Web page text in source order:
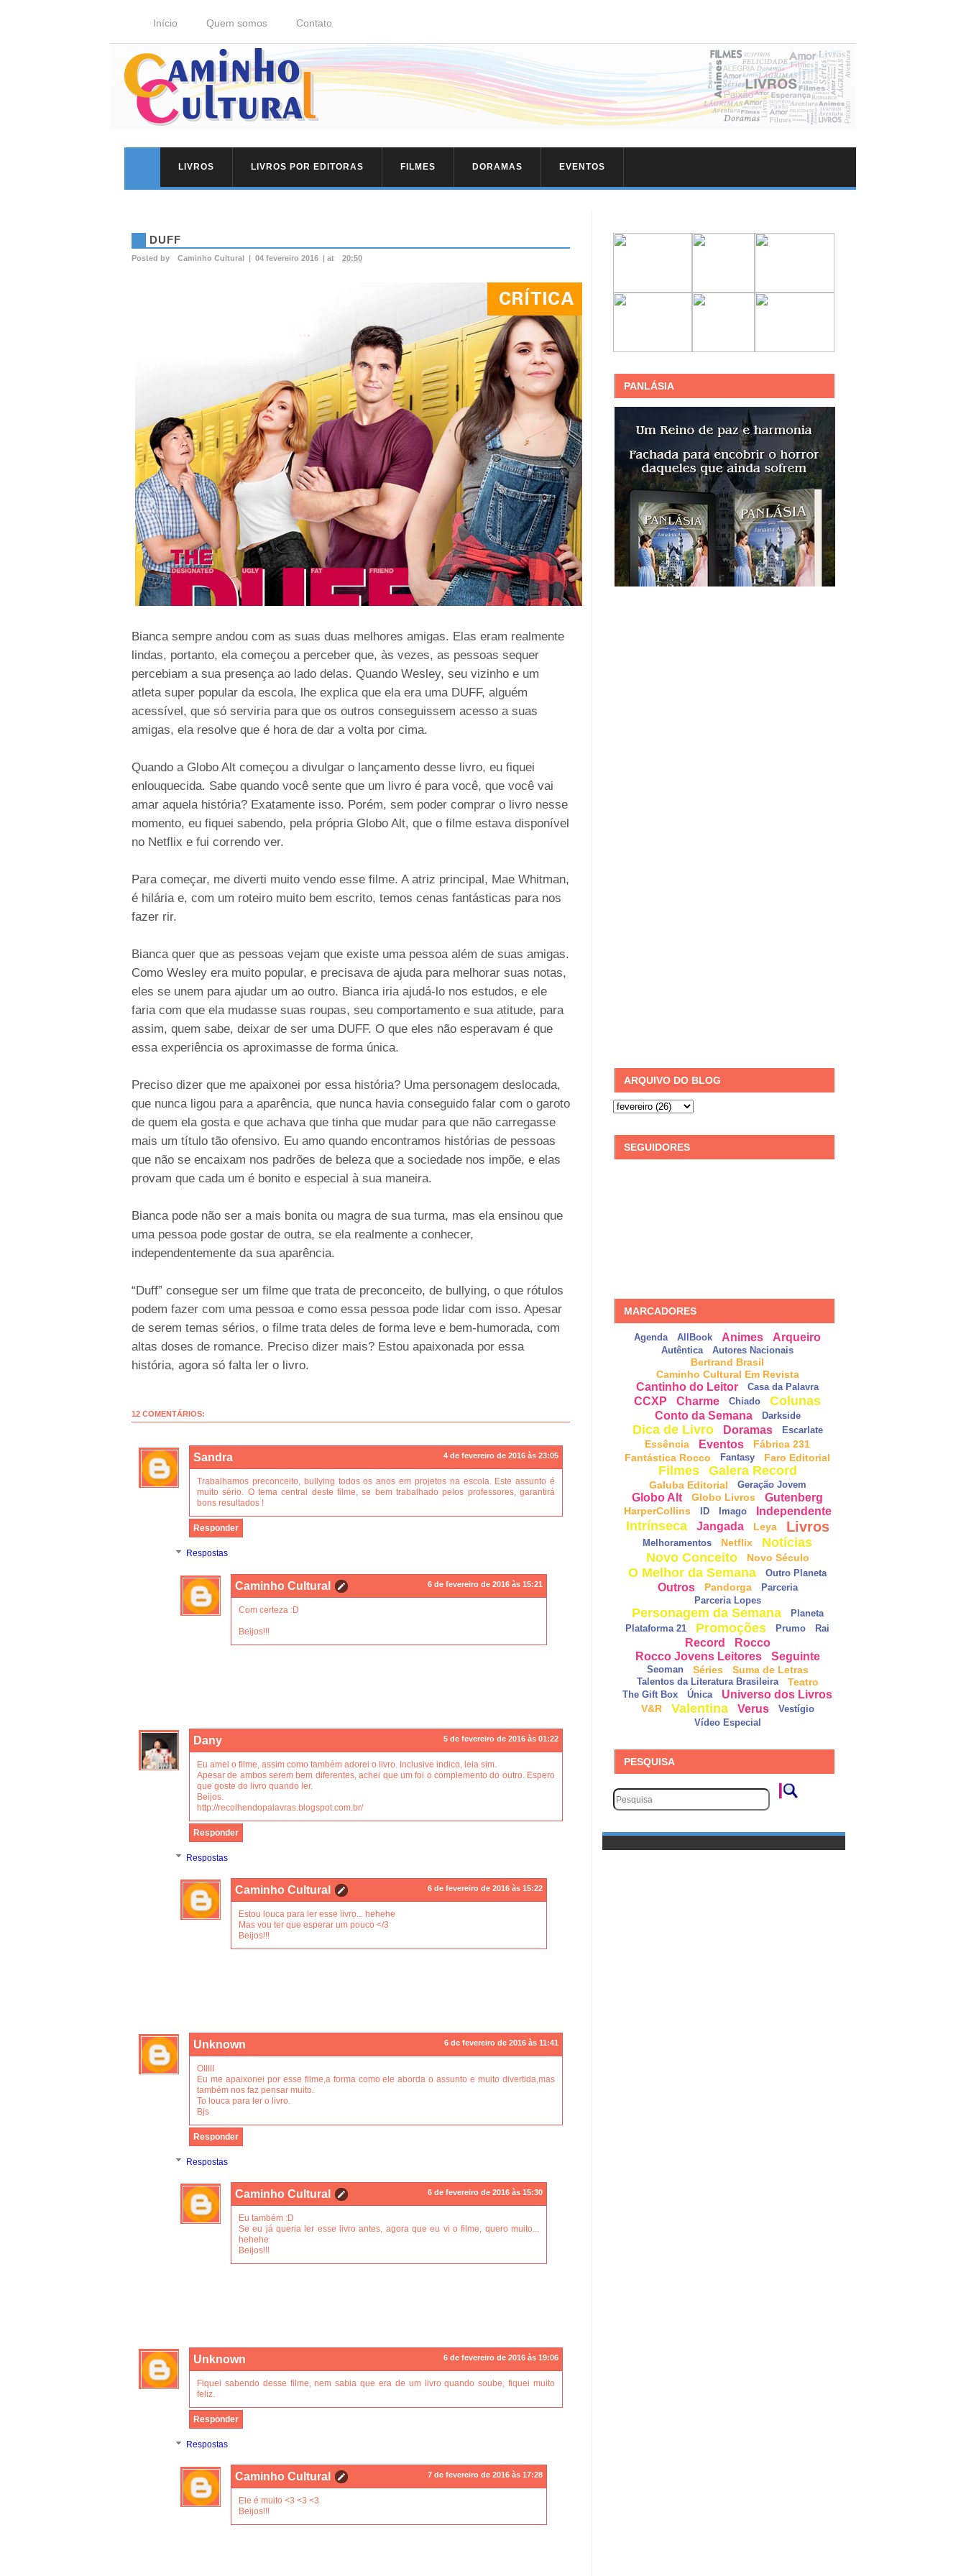
Início Quem somos Contato
LIVROS LIVROS POR EDITORAS FILMES DORAMAS EVENTOS
DUFF
Posted by Caminho Cultural | 04 fevereiro 2016 | at 20:50
Bianca sempre andou com as suas duas melhores amigas. Elas eram realmente
lindas, portanto, ela começou a perceber que, às vezes, as pessoas sequer
percebiam a sua presença ao lado delas. Quando Wesley, seu vizinho e um
atleta super popular da escola, lhe explica que ela era uma DUFF, alguém
acessível, que só serviria para que os outros conseguissem acesso a suas
amigas, ela resolve que é hora de dar a volta por cima.
Quando a Globo Alt começou a divulgar o lançamento desse livro, eu fiquei
enlouquecida. Sabe quando você sente que um livro é para você, que você vai
amar aquela história? Exatamente isso. Porém, sem poder comprar o livro nesse
momento, eu fiquei sabendo, pela própria Globo Alt, que o filme estava disponível
no Netflix e fui correndo ver.
Para começar, me diverti muito vendo esse filme. A atriz principal, Mae Whitman,
é hilária e, com um roteiro muito bem escrito, temos cenas fantásticas para nos
fazer rir.
Bianca quer que as pessoas vejam que existe uma pessoa além de suas amigas.
Como Wesley era muito popular, e precisava de ajuda para melhorar suas notas,
eles se unem para ajudar um ao outro. Bianca iria ajudá-lo nos estudos, e ele
faria com que ela mudasse suas roupas, seu comportamento e sua atitude, para
assim, quem sabe, deixar de ser uma DUFF. O que eles não esperavam é que
essa experiência os aproximasse de forma única.
Preciso dizer que me apaixonei por essa história? Uma personagem deslocada,
que nunca ligou para a aparência, que nunca havia conseguido falar com o garoto
de quem ela gosta e que achava que tinha que mudar para que não carregasse
mais um título tão ofensivo. Eu amo quando encontramos histórias de pessoas
que não se encaixam nos padrões de beleza que a sociedade nos impõe, e elas
provam que cada um é bonito e especial à sua maneira.
Bianca pode não ser a mais bonita ou magra de sua turma, mas ela ensinou que
uma pessoa pode gostar de outra, se ela realmente a conhecer,
independentemente da sua aparência.
“Duff” consegue ser um filme que trata de preconceito, de bullying, o que rótulos
podem fazer com uma pessoa e como essa pessoa pode lidar com isso. Apesar
de serem temas sérios, o filme trata deles de forma leve e bem-humorada, com
altas doses de romance. Preciso dizer mais? Estou apaixonada por essa
história, agora só falta ler o livro.
12 COMENTÁRIOS:
Sandra 4 de fevereiro de 2016 às 23:05
Trabalhamos preconceito, bullying todos os anos em projetos na escola. Este assunto é
muito sério. O tema central deste filme, se bem trabalhado pelos professores, garantirá
bons resultados !
Responder
Respostas
Caminho Cultural 6 de fevereiro de 2016 às 15:21
Com certeza :D
Beijos!!!
Dany 5 de fevereiro de 2016 às 01:22
Eu amei o filme, assim como também adorei o livro. Inclusive indico, leia sim.
Apesar de ambos serem bem diferentes, achei que um foi o complemento do outro. Espero
que goste do livro quando ler.
Beijos.
http://recolhendopalavras.blogspot.com.br/
Responder
Respostas
Caminho Cultural 6 de fevereiro de 2016 às 15:22
Estou louca para ler esse livro... hehehe
Mas vou ter que esperar um pouco </3
Beijos!!!
Unknown 6 de fevereiro de 2016 às 11:41
OIIIII
Eu me apaixonei por esse filme,a forma como ele aborda o assunto e muito divertida,mas
também nos faz pensar muito.
To louca para ler o livro.
Bjs
Responder
Respostas
Caminho Cultural 6 de fevereiro de 2016 às 15:30
Eu também :D
Se eu já queria ler esse livro antes, agora que eu vi o filme, quero muito...
hehehe
Beijos!!!
Unknown 6 de fevereiro de 2016 às 19:06
Fiquei sabendo desse filme, nem sabia que era de um livro quando soube, fiquei muito
feliz.
Responder
Respostas
Caminho Cultural 7 de fevereiro de 2016 às 17:28
Ele é muito <3 <3 <3
Beijos!!!
PANLÁSIA
ARQUIVO DO BLOG
SEGUIDORES
MARCADORES
Agenda AllBook Animes Arqueiro
Autêntica Autores Nacionais
Bertrand Brasil
Caminho Cultural Em Revista
Cantinho do Leitor Casa da Palavra
CCXP Charme Chiado Colunas
Conto da Semana Darkside
Dica de Livro Doramas Escarlate
Essência Eventos
Fábrica 231
Fantástica Rocco
Fantasy Faro Editorial
Filmes Galera Record
Galuba Editorial Geração Jovem
Globo Alt Globo Livros Gutenberg
HarperCollins ID Imago Independente
Intrínseca Jangada Leya Livros
Melhoramentos Netflix
Notícias
Novo Conceito
Novo Século
O Melhor da Semana Outro Planeta
Outros Pandorga
Parceria
Parceria Lopes
Personagem da Semana
Planeta
Plataforma 21
Promoções Prumo Rai
Record
Rocco
Rocco Jovens Leitores
Seguinte
Seoman Séries Suma de Letras
Talentos da Literatura Brasileira Teatro
The Gift Box Única Universo dos Livros
V&R Valentina Verus
Vestígio
Vídeo Especial
PESQUISA